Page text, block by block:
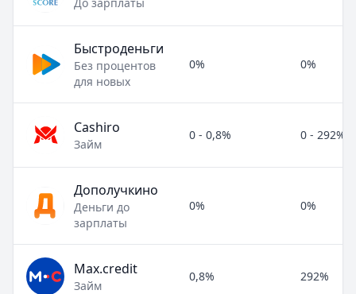
Быстроденьги
Без процентов
для новых
0% 0%
Cashiro
Займ
0 - 0,8% 0 - 292%
Дополучкино
Деньги до
зарплаты
0% 0%
Max.credit
Займ
0,8% 292%